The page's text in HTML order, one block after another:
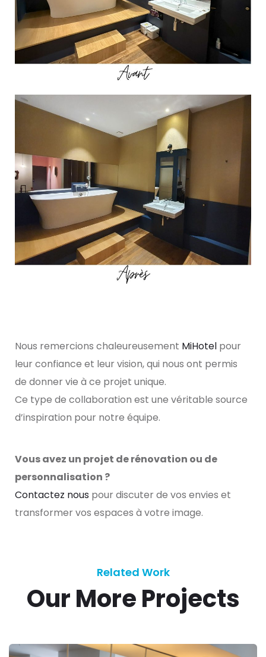
Nous remercions chaleureusement MiHotel pour
leur confiance et leur vision, qui nous ont permis
de donner vie à ce projet unique.
Ce type de collaboration est une véritable source
d’inspiration pour notre équipe.
Vous avez un projet de rénovation ou de
personnalisation ?
Contactez nous pour discuter de vos envies et
transformer vos espaces à votre image.
Related Work
Our More Projects